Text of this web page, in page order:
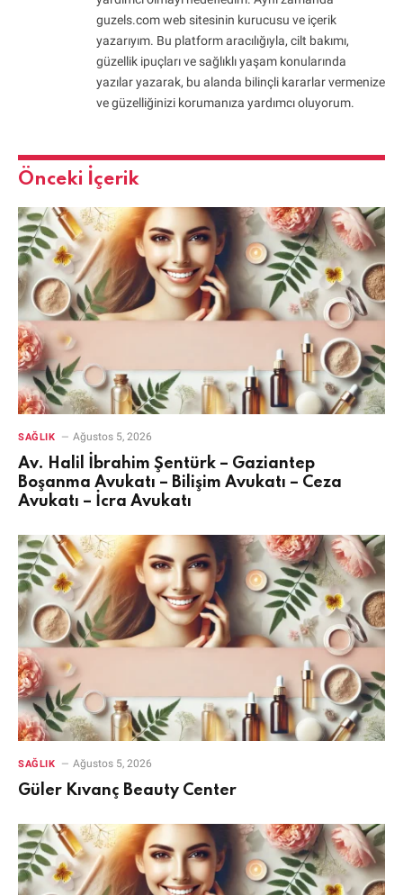
guzels.com web sitesinin kurucusu ve içerik
yazarıyım. Bu platform aracılığıyla, cilt bakımı,
güzellik ipuçları ve sağlıklı yaşam konularında
yazılar yazarak, bu alanda bilinçli kararlar vermenize
ve güzelliğinizi korumanıza yardımcı oluyorum.
Önceki İçerik
SAĞLIK Ağustos 5, 2026
Av. Halil İbrahim Şentürk – Gaziantep
Boşanma Avukatı – Bilişim Avukatı – Ceza
Avukatı – İcra Avukatı
SAĞLIK Ağustos 5, 2026
Güler Kıvanç Beauty Center